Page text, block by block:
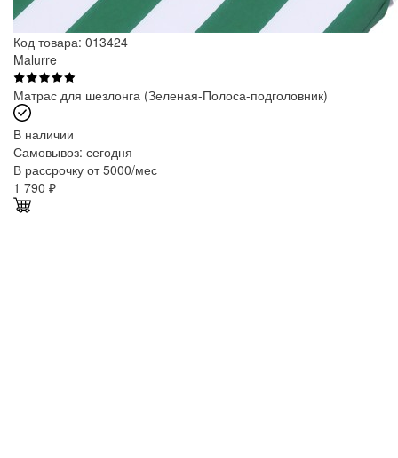
Код товара: 013424
Malurre
Матрас для шезлонга (Зеленая-Полоса-подголовник)
В наличии
Самовывоз: сегодня
В рассрочку от 5000/мес
1 790 ₽